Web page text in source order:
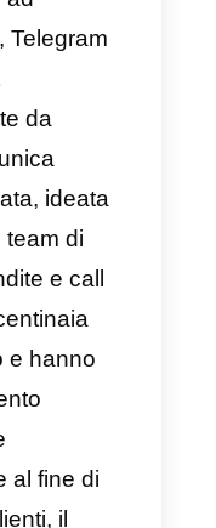
CRM
2026
piattaforme